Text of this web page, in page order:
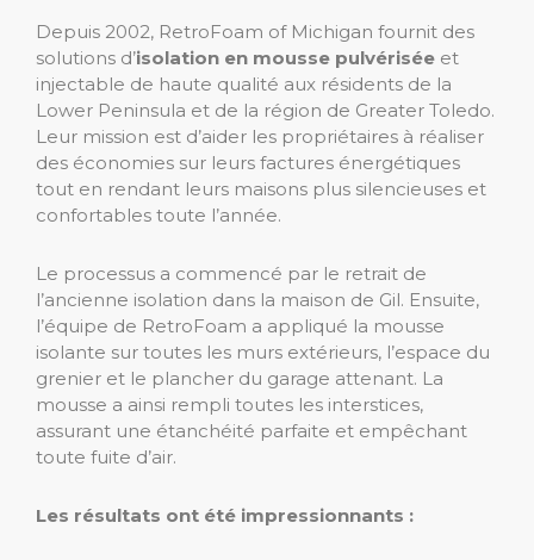
Depuis 2002, RetroFoam of Michigan fournit des
solutions d’isolation en mousse pulvérisée et
injectable de haute qualité aux résidents de la
Lower Peninsula et de la région de Greater Toledo.
Leur mission est d’aider les propriétaires à réaliser
des économies sur leurs factures énergétiques
tout en rendant leurs maisons plus silencieuses et
confortables toute l’année.
Le processus a commencé par le retrait de
l’ancienne isolation dans la maison de Gil. Ensuite,
l’équipe de RetroFoam a appliqué la mousse
isolante sur toutes les murs extérieurs, l’espace du
grenier et le plancher du garage attenant. La
mousse a ainsi rempli toutes les interstices,
assurant une étanchéité parfaite et empêchant
toute fuite d’air.
Les résultats ont été impressionnants :